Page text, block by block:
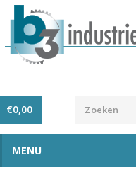
€0,00
MENU